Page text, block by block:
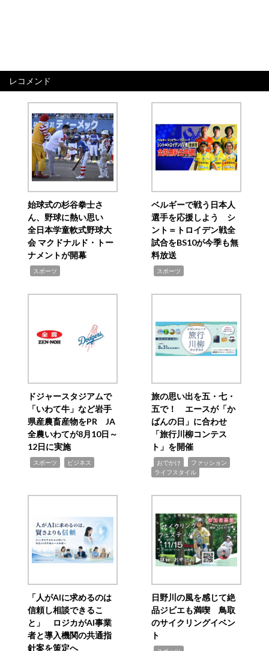
レコメンド
始球式の杉谷拳士さ
ん、野球に熱い思い
全日本学童軟式野球大
会 マクドナルド・トー
ナメントが開幕
スポーツ
ベルギーで戦う日本人
選手を応援しよう シ
ント＝トロイデン戦全
試合をBS10が今季も無
料放送
スポーツ
ドジャースタジアムで
「いわて牛」など岩手
県産農畜産物をPR JA
全農いわてが8月10日～
12日に実施
スポーツ ビジネス
旅の思い出を五・七・
五で！ エースが「か
ばんの日」に合わせ
「旅行川柳コンテス
ト」を開催
おでかけ ファッション
ライフスタイル
「人がAIに求めるのは
信頼し相談できるこ
と」 ロジカがAI事業
者と導入機関の共通指
針案を策定へ
日野川の風を感じて絶
品ジビエも満喫 鳥取
のサイクリングイベン
ト